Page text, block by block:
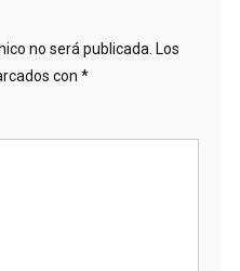
no será publicada. Los
con *